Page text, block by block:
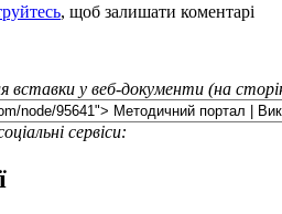
, щоб залишати коментарі
вставки у веб-документи (на
сервіси: